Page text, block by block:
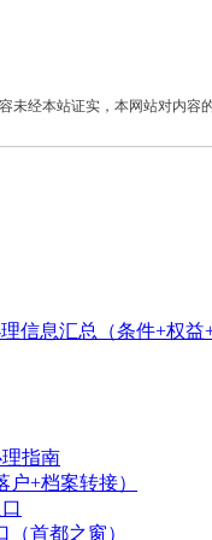
经本站证实，本网站对内容
信息汇总（条件+权益
指南
+档案转接）
首都之窗）